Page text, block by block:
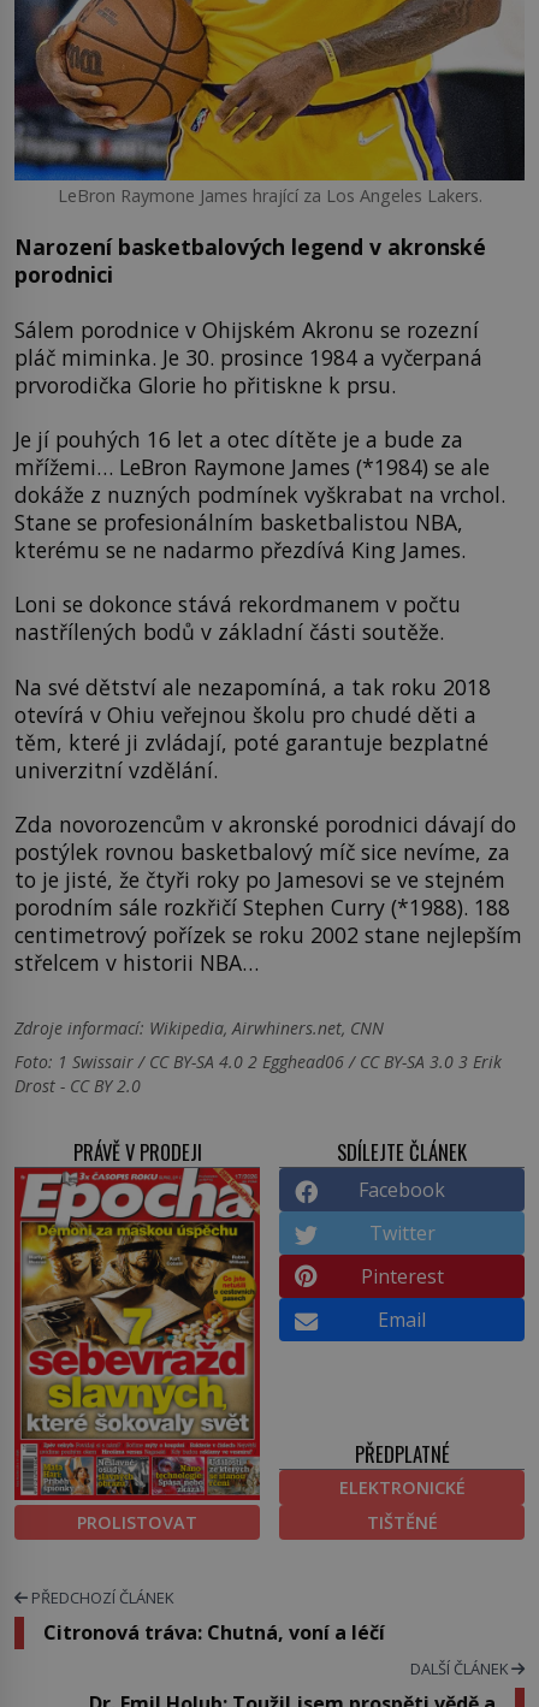
LeBron Raymone James hrající za Los Angeles Lakers.
Narození basketbalových legend v akronské
porodnici
Sálem porodnice v Ohijském Akronu se rozezní
pláč miminka. Je 30. prosince 1984 a vyčerpaná
prvorodička Glorie ho přitiskne k prsu.
Je jí pouhých 16 let a otec dítěte je a bude za
mřížemi… LeBron Raymone James (*1984) se ale
dokáže z nuzných podmínek vyškrabat na vrchol.
Stane se profesionálním basketbalistou NBA,
kterému se ne nadarmo přezdívá King James.
Loni se dokonce stává rekordmanem v počtu
nastřílených bodů v základní části soutěže.
Na své dětství ale nezapomíná, a tak roku 2018
otevírá v Ohiu veřejnou školu pro chudé děti a
těm, které ji zvládají, poté garantuje bezplatné
univerzitní vzdělání.
Zda novorozencům v akronské porodnici dávají do
postýlek rovnou basketbalový míč sice nevíme, za
to je jisté, že čtyři roky po Jamesovi se ve stejném
porodním sále rozkřičí Stephen Curry (*1988). 188
centimetrový pořízek se roku 2002 stane nejlepším
střelcem v historii NBA…
Zdroje informací: Wikipedia, Airwhiners.net, CNN
Foto: 1 Swissair / CC BY-SA 4.0 2 Egghead06 / CC BY-SA 3.0 3 Erik
Drost - CC BY 2.0
PRÁVĚ V PRODEJI
PROLISTOVAT
SDÍLEJTE ČLÁNEK
Facebook
Twitter
Pinterest
Email
PŘEDPLATNÉ
ELEKTRONICKÉ
TIŠTĚNÉ
PŘEDCHOZÍ ČLÁNEK
Citronová tráva: Chutná, voní a léčí
DALŠÍ ČLÁNEK